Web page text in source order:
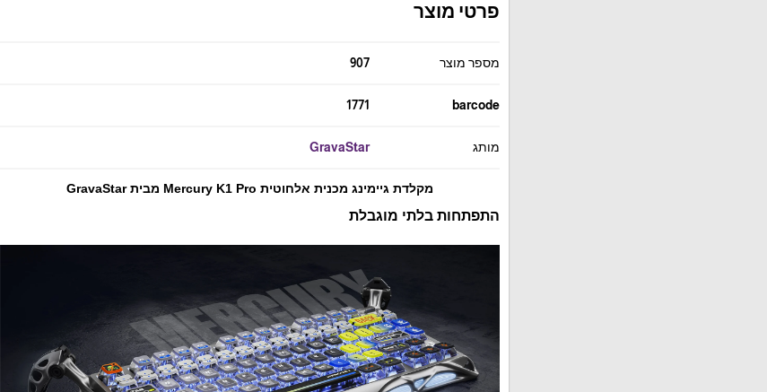
פרטי מוצר
מספר מוצר 907
barcode
1771
מותג GravaStar
מקלדת גיימינג מכנית אלחוטית Mercury K1 Pro מבית GravaStar
התפתחות בלתי מוגבלת